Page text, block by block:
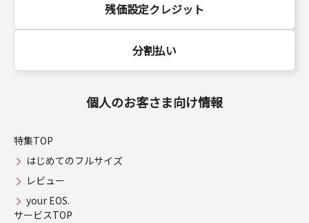
残価設定クレジット
分割払い
個人のお客さま向け情報
特集TOP
はじめてのフルサイズ
レビュー
your EOS.
サービスTOP